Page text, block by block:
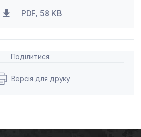
PDF, 58 KB
Поділитися:
Версія для друку